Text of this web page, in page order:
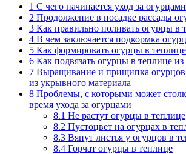
1 С чего начинается уход за
2 Продолжение в посадке рассады
3 Как правильно поливать огурцы в
4 В чем заключается подкормка
5 Как формировать огурцы в
6 Как подвязать огурцы в теплице
7 Выращивание и прищипка огурцов
из укрывного материала
8 Проблемы, с которыми может
время ухода за огурцами
8.1 Не растут огурцы в теплице
8.2 Пустоцвет на огурцах в
8.3 Вянут листья у огурцов в
8.4 Горчат огурцы в теплице